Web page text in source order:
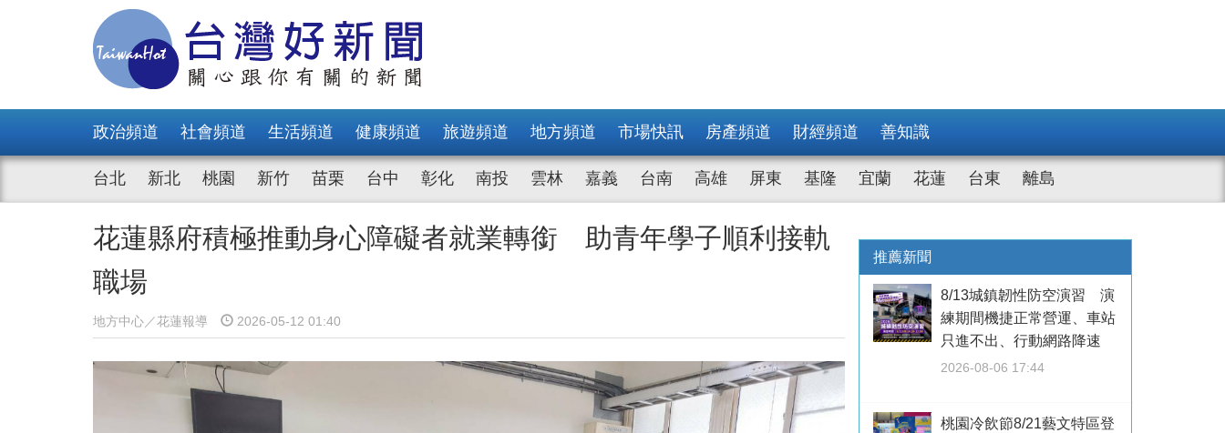
政治頻道 社會頻道 生活頻道 健康頻道 旅遊頻道 地方頻道 市場快訊 房產頻道 財經頻道 善知識
台北 新北 桃園 新竹 苗栗 台中 彰化 南投 雲林 嘉義 台南 高雄 屏東 基隆 宜蘭 花蓮 台東 離島
花蓮縣府積極推動身心障礙者就業轉銜 助青年學子順利接軌
職場
地方中心／花蓮報導 2026-05-12 01:40
推薦新聞
8/13城鎮韌性防空演習 演
練期間機捷正常營運、車站
只進不出、行動網路降速
2026-08-06 17:44
桃園冷飲節8/21藝文特區登